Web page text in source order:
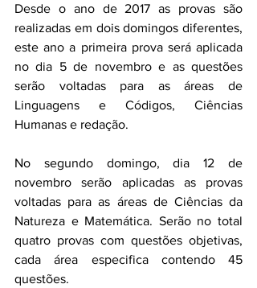
Desde o ano de 2017 as provas são
realizadas em dois domingos diferentes,
este ano a primeira prova será aplicada
no dia 5 de novembro e as questões
serão voltadas para as áreas de
Linguagens e Códigos, Ciências
Humanas e redação.
No segundo domingo, dia 12 de
novembro serão aplicadas as provas
voltadas para as áreas de Ciências da
Natureza e Matemática. Serão no total
quatro provas com questões objetivas,
cada área especifica contendo 45
questões.